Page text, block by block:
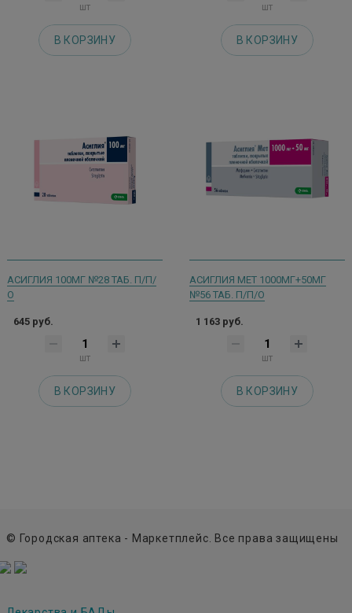
шт
В КОРЗИНУ
шт
В КОРЗИНУ
АСИГЛИЯ 100МГ №28 ТАБ. П/П/
О
645 руб.
шт
В КОРЗИНУ
АСИГЛИЯ МЕТ 1000МГ+50МГ
№56 ТАБ. П/П/О
1 163 руб.
шт
В КОРЗИНУ
© Городская аптека - Маркетплейс. Все права защищены